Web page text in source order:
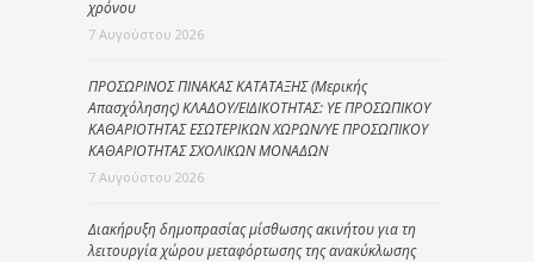
χρόνου
7 Αυγούστου 2026
ΠΡΟΣΩΡΙΝΟΣ ΠΙΝΑΚΑΣ ΚΑΤΑΤΑΞΗΣ (Μερικής
Απασχόλησης) ΚΛΑΔΟΥ/ΕΙΔΙΚΟΤΗΤΑΣ: ΥΕ ΠΡΟΣΩΠΙΚΟΥ
ΚΑΘΑΡΙΟΤΗΤΑΣ ΕΣΩΤΕΡΙΚΩΝ ΧΩΡΩΝ/ΥΕ ΠΡΟΣΩΠΙΚΟΥ
ΚΑΘΑΡΙΟΤΗΤΑΣ ΣΧΟΛΙΚΩΝ ΜΟΝΑΔΩΝ
7 Αυγούστου 2026
Διακήρυξη δημοπρασίας μίσθωσης ακινήτου για τη
λειτουργία χώρου μεταφόρτωσης της ανακύκλωσης